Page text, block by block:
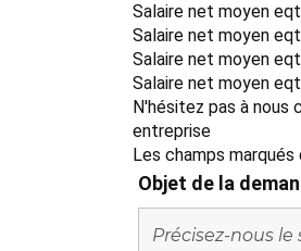
Salaire net moyen
Salaire net moyen
Salaire net moyen
Salaire net moyen
N'hésitez pas à
entreprise
Les champs marqués
Objet de la